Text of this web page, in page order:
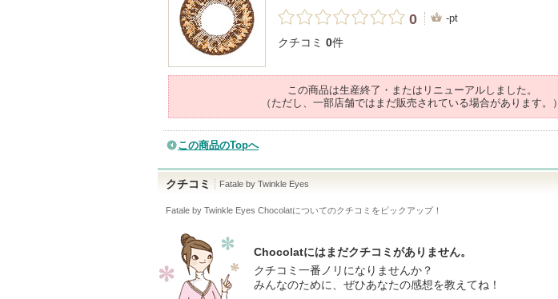
0
-pt
クチコミ 0件
この商品は生産終了・またはリニューアルしました。
（ただし、一部店舗ではまだ販売されている場合があります。）
この商品のTopへ
クチコミ Fatale by Twinkle Eyes
Fatale by Twinkle Eyes Chocolatについてのクチコミをピックアップ！
Chocolatにはまだクチコミがありません。
クチコミ一番ノリになりませんか？
みんなのために、ぜひあなたの感想を教えてね！